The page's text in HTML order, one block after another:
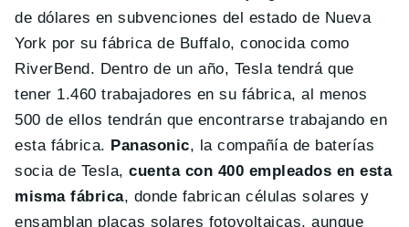
de dólares en subvenciones del estado de Nueva
York por su fábrica de Buffalo, conocida como
RiverBend. Dentro de un año, Tesla tendrá que
tener 1.460 trabajadores en su fábrica, al menos
500 de ellos tendrán que encontrarse trabajando en
esta fábrica. Panasonic, la compañía de baterías
socia de Tesla,cuenta con 400 empleados en esta
misma fábrica, donde fabrican células solares y
ensamblan placas solares fotovoltaicas, aunque